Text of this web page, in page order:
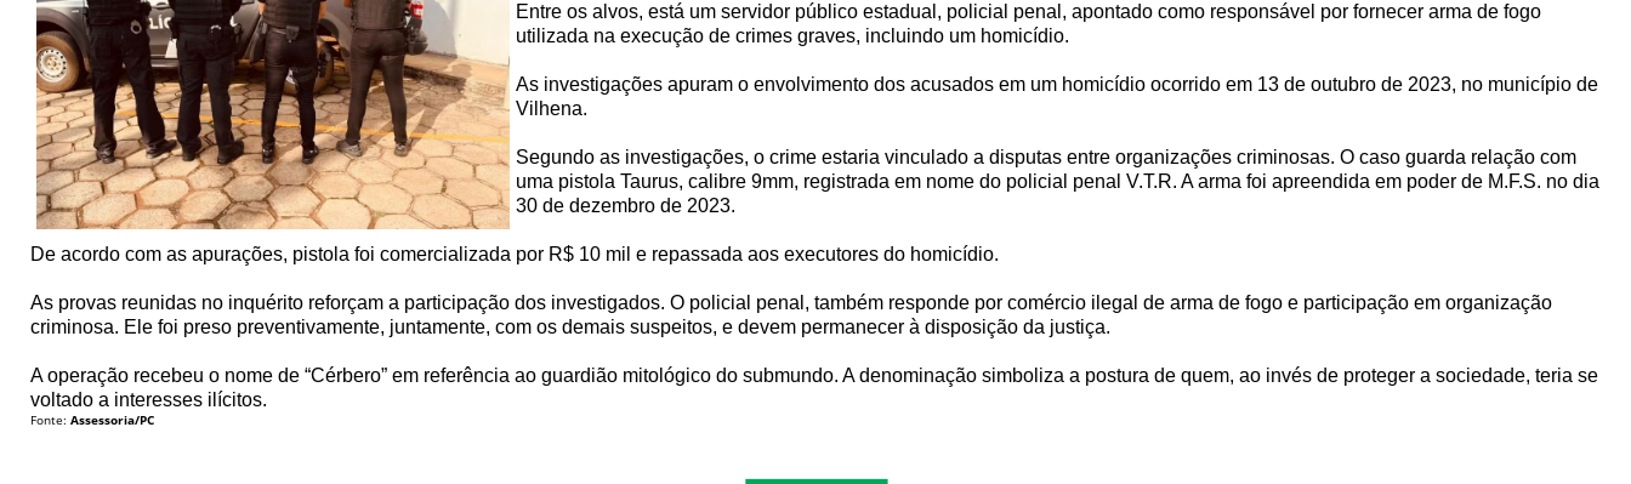
Entre os alvos, está um servidor público estadual, policial penal, apontado como responsável por fornecer arma de fogo
utilizada na execução de crimes graves, incluindo um homicídio.
As investigações apuram o envolvimento dos acusados em um homicídio ocorrido em 13 de outubro de 2023, no município de
Vilhena.
Segundo as investigações, o crime estaria vinculado a disputas entre organizações criminosas. O caso guarda relação com
uma pistola Taurus, calibre 9mm, registrada em nome do policial penal V.T.R. A arma foi apreendida em poder de M.F.S. no dia
30 de dezembro de 2023.
De acordo com as apurações, pistola foi comercializada por R$ 10 mil e repassada aos executores do homicídio.
As provas reunidas no inquérito reforçam a participação dos investigados. O policial penal, também responde por comércio ilegal de arma de fogo e participação em organização
criminosa. Ele foi preso preventivamente, juntamente, com os demais suspeitos, e devem permanecer à disposição da justiça.
A operação recebeu o nome de “Cérbero” em referência ao guardião mitológico do submundo. A denominação simboliza a postura de quem, ao invés de proteger a sociedade, teria se
voltado a interesses ilícitos.
Fonte: Assessoria/PC